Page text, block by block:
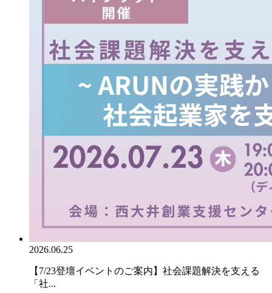
2026.06.25
【7/23登壇イベントのご案内】社会課題解決を支える
「社...